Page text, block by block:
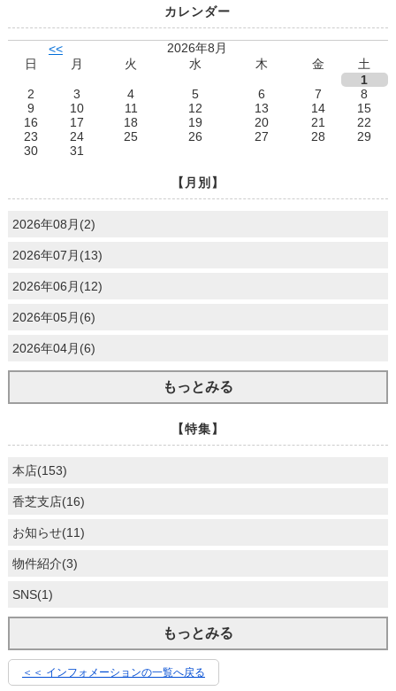
カレンダー
<<
2026年8月
日
月 火 水 木 金
土
1
2
3 4 5 6 7
8
9
10 11 12 13 14
15
16
17 18 19 20 21
22
23
24 25 26 27 28
29
30
31
【月別】
2026年08月(2)
2026年07月(13)
2026年06月(12)
2026年05月(6)
2026年04月(6)
もっとみる
【特集】
本店(153)
香芝支店(16)
お知らせ(11)
物件紹介(3)
SNS(1)
もっとみる
＜＜ インフォメーションの一覧へ戻る